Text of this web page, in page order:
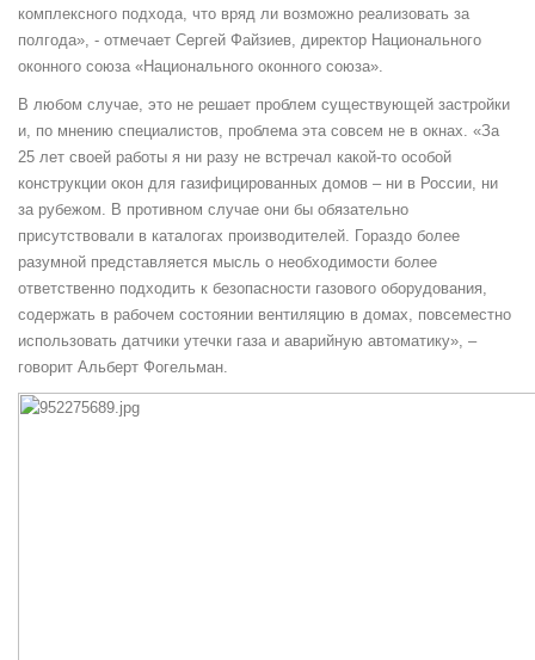
комплексного подхода, что вряд ли возможно реализовать за
полгода», - отмечает Сергей Файзиев, директор Национального
оконного союза «Национального оконного союза».
В любом случае, это не решает проблем существующей застройки
и, по мнению специалистов, проблема эта совсем не в окнах. «За
25 лет своей работы я ни разу не встречал какой-то особой
конструкции окон для газифицированных домов – ни в России, ни
за рубежом. В противном случае они бы обязательно
присутствовали в каталогах производителей. Гораздо более
разумной представляется мысль о необходимости более
ответственно подходить к безопасности газового оборудования,
содержать в рабочем состоянии вентиляцию в домах, повсеместно
использовать датчики утечки газа и аварийную автоматику», –
говорит Альберт Фогельман.